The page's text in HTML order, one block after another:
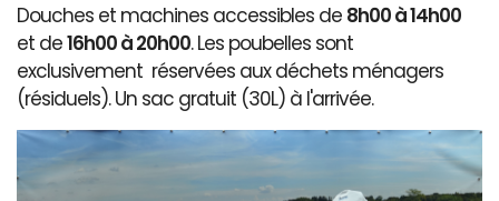
Douches et machines accessibles de 8h00 à 14h00
et de16h00 à 20h00. Les poubelles sont
exclusivement réservées aux déchets ménagers
(résiduels). Un sac gratuit (30L) à l'arrivée.